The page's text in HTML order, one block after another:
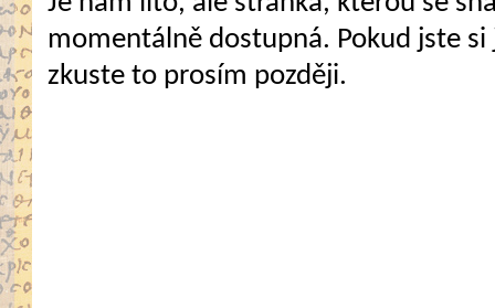
momentálně dostupná. Pokud jste
zkuste to prosím později.